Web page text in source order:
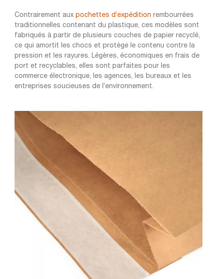
Contrairement aux pochettes d’expédition rembourrées
traditionnelles contenant du plastique, ces modèles sont
fabriqués à partir de plusieurs couches de papier recyclé,
ce qui amortit les chocs et protège le contenu contre la
pression et les rayures. Légères, économiques en frais de
port et recyclables, elles sont parfaites pour les
commerce électronique, les agences, les bureaux et les
entreprises soucieuses de l’environnement.